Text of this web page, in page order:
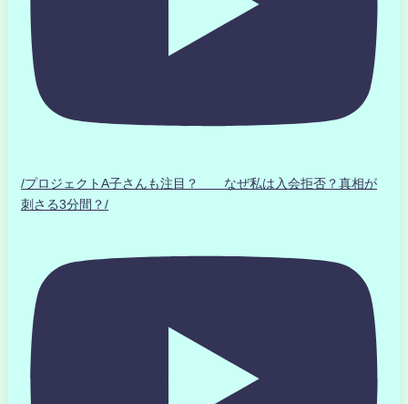
/プロジェクトA子さんも注目？ なぜ私は入会拒否？真相が
刺さる3分間？/